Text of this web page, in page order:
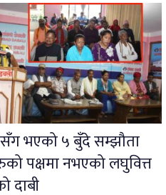
भएको ५ बुँदे सम्झौता
पक्षमा नभएको लघुवित्त
दाबी